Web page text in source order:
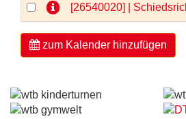
[26540020] |
zum Kalender hinzufügen